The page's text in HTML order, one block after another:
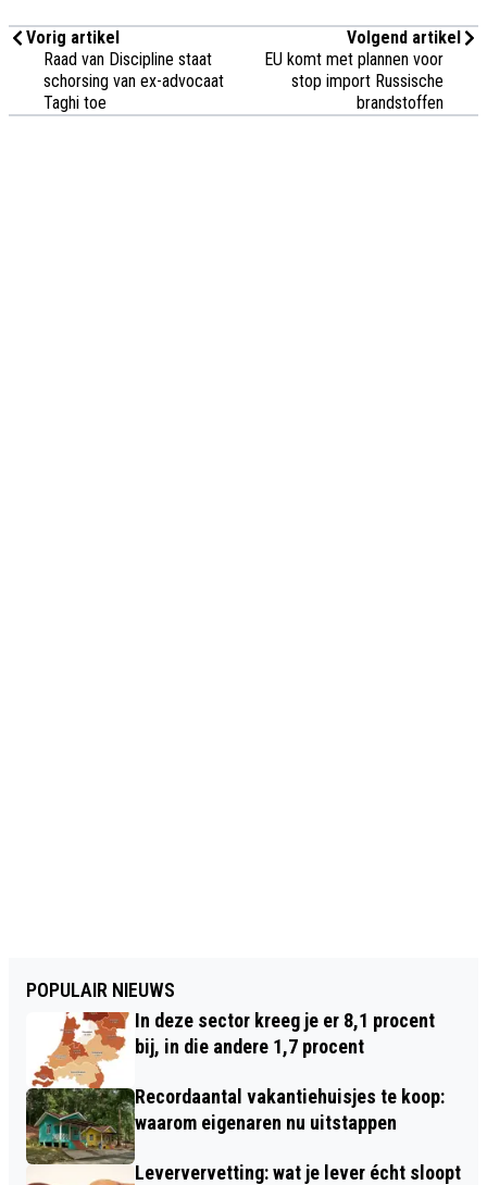
Vorig artikel
Raad van Discipline staat
schorsing van ex-advocaat
Taghi toe
Volgend artikel
EU komt met plannen voor
stop import Russische
brandstoffen
POPULAIR NIEUWS
In deze sector kreeg je er 8,1 procent
bij, in die andere 1,7 procent
Recordaantal vakantiehuisjes te koop:
waarom eigenaren nu uitstappen
Leververvetting: wat je lever écht sloopt